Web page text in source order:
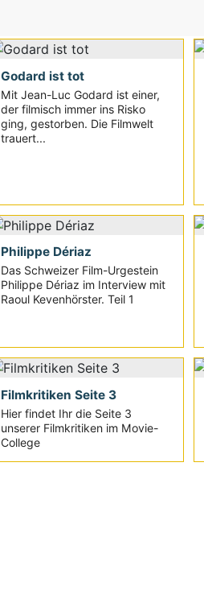
Godard ist tot
Mit Jean-Luc Godard ist einer,
der filmisch immer ins Risko
ging, gestorben. Die Filmwelt
trauert...
Philippe Dériaz
Das Schweizer Film-Urgestein
Philippe Dériaz im Interview mit
Raoul Kevenhörster. Teil 1
Filmkritiken Seite 3
Hier findet Ihr die Seite 3
unserer Filmkritiken im Movie-
College